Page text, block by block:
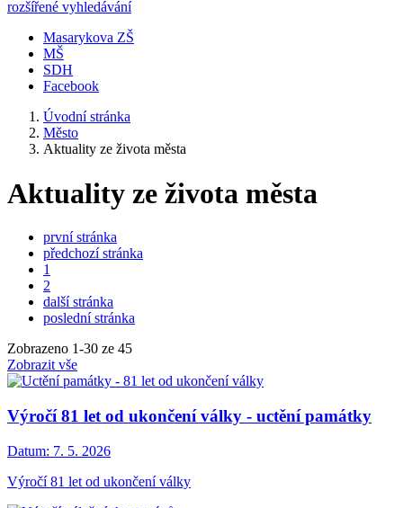
rozšířené vyhledávání
Masarykova ZŠ
MŠ
SDH
Facebook
Úvodní stránka
Město
Aktuality ze života města
Aktuality ze života města
první stránka
předchozí stránka
1
2
další stránka
poslední stránka
Zobrazeno 1-30 ze 45
Zobrazit vše
Výročí 81 let od ukončení války - uctění památky
Datum: 7. 5. 2026
Výročí 81 let od ukončení války